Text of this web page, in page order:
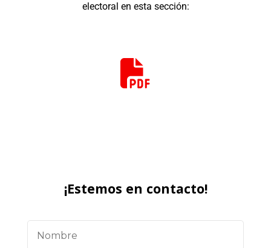
electoral en esta sección:
¡Estemos en contacto!